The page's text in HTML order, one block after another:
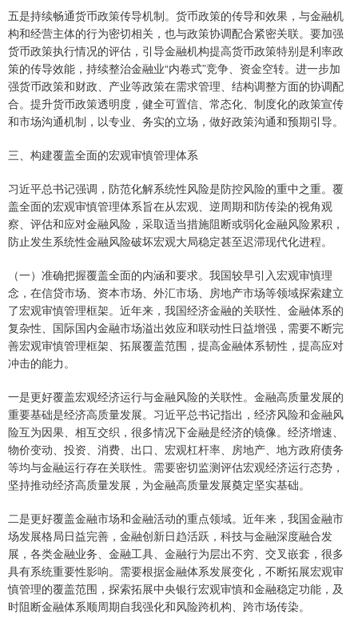
五是持续畅通货币政策传导机制。货币政策的传导和效果，与金融机
构和经营主体的行为密切相关，也与政策协调配合紧密关联。要加强
货币政策执行情况的评估，引导金融机构提高货币政策特别是利率政
策的传导效能，持续整治金融业“内卷式”竞争、资金空转。进一步加
强货币政策和财政、产业等政策在需求管理、结构调整方面的协调配
合。提升货币政策透明度，健全可置信、常态化、制度化的政策宣传
和市场沟通机制，以专业、务实的立场，做好政策沟通和预期引导。
三、构建覆盖全面的宏观审慎管理体系
习近平总书记强调，防范化解系统性风险是防控风险的重中之重。覆
盖全面的宏观审慎管理体系旨在从宏观、逆周期和防传染的视角观
察、评估和应对金融风险，采取适当措施阻断或弱化金融风险累积，
防止发生系统性金融风险破坏宏观大局稳定甚至迟滞现代化进程。
（一）准确把握覆盖全面的内涵和要求。我国较早引入宏观审慎理
念，在信贷市场、资本市场、外汇市场、房地产市场等领域探索建立
了宏观审慎管理框架。近年来，我国经济金融的关联性、金融体系的
复杂性、国际国内金融市场溢出效应和联动性日益增强，需要不断完
善宏观审慎管理框架、拓展覆盖范围，提高金融体系韧性，提高应对
冲击的能力。
一是更好覆盖宏观经济运行与金融风险的关联性。金融高质量发展的
重要基础是经济高质量发展。习近平总书记指出，经济风险和金融风
险互为因果、相互交织，很多情况下金融是经济的镜像。经济增速、
物价变动、投资、消费、出口、宏观杠杆率、房地产、地方政府债务
等均与金融运行存在关联性。需要密切监测评估宏观经济运行态势，
坚持推动经济高质量发展，为金融高质量发展奠定坚实基础。
二是更好覆盖金融市场和金融活动的重点领域。近年来，我国金融市
场发展格局日益完善，金融创新日趋活跃，科技与金融深度融合发
展，各类金融业务、金融工具、金融行为层出不穷、交叉嵌套，很多
具有系统重要性影响。需要根据金融体系发展变化，不断拓展宏观审
慎管理的覆盖范围，探索拓展中央银行宏观审慎和金融稳定功能，及
时阻断金融体系顺周期自我强化和风险跨机构、跨市场传染。